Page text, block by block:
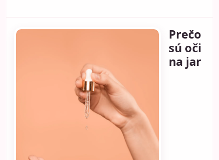
Prečo
sú oči
na jar